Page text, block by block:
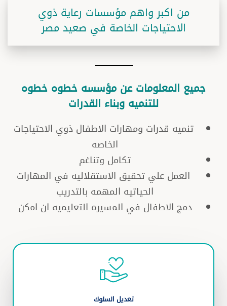
من اكبر واهم مؤسسات رعاية ذوي
الاحتياجات الخاصة في صعيد مصر
جميع المعلومات عن مؤسسه خطوه خطوه
للتنميه وبناء القدرات
تنميه قدرات ومهارات الاطفال ذوي الاحتياجات
الخاصه
تكامل وتناغم
العمل علي تحقيق الاستقلاليه في المهارات
الحياتيه المهمه بالتدريب
دمج الاطفال في المسيره التعليميه ان امكن
تعديل السلوك